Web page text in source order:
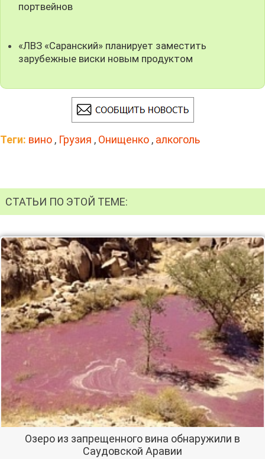
портвейнов
«ЛВЗ «Саранский» планирует заместить
зарубежные виски новым продуктом
Теги: вино , Грузия , Онищенко , алкоголь
СТАТЬИ ПО ЭТОЙ ТЕМЕ:
Озеро из запрещенного вина обнаружили в
Саудовской Аравии